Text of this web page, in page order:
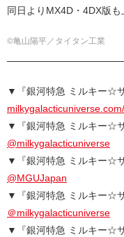
同日よりMX4D・4DX版も
©亀山陽平／タイタン工業
▼『銀河特急 ミルキー☆
milkygalacticuniverse.com/
▼『銀河特急 ミルキー☆
@milkygalacticuniverse
▼『銀河特急 ミルキー☆
@MGUJapan
▼『銀河特急 ミルキー☆
＠milkygalacticuniverse
▼『銀河特急 ミルキー☆